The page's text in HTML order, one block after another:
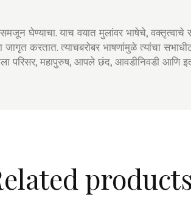
समजून घेण्याचा. याच वयात मुलांवर भाषेचे,
करतात. त्याचबरोबर भाषणांमुळे त्यांचा
महापुरुष, आपले छंद, आवडीनिवडी आणि